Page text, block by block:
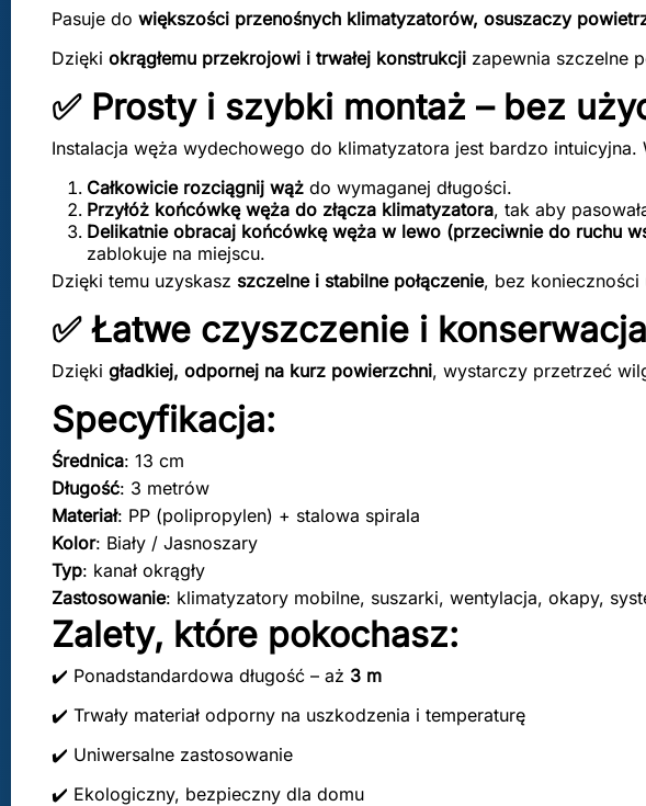
Pasuje do większości przenośnych klimatyzatorów, osuszaczy
Dzięki okrągłemu przekrojowi i trwałej konstrukcji zapewnia szczelne
✅ Prosty i szybki montaż – bez
Instalacja węża wydechowego do klimatyzatora jest bardzo
Całkowicie rozciągnij wąż do wymaganej długości.
Przyłóż końcówkę węża do złącza klimatyzatora, tak aby
Delikatnie obracaj końcówkę węża w lewo (przeciwnie do ruchu
zablokuje na miejscu.
Dzięki temu uzyskasz szczelne i stabilne połączenie, bez konieczności
✅ Łatwe czyszczenie i konserwacja
Dzięki gładkiej, odpornej na kurz powierzchni, wystarczy przetrzeć
Specyfikacja:
Średnica: 13 cm
Długość: 3 metrów
Materiał: PP (polipropylen) + stalowa spirala
Kolor: Biały / Jasnoszary
Typ: kanał okrągły
Zastosowanie: klimatyzatory mobilne, suszarki, wentylacja, okapy,
Zalety, które pokochasz:
✔️ Ponadstandardowa długość – aż 3 m
✔️ Trwały materiał odporny na uszkodzenia i temperaturę
✔️ Uniwersalne zastosowanie
✔️ Ekologiczny, bezpieczny dla domu